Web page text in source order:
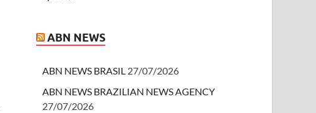
ABN NEWS
ABN NEWS BRASIL 27/07/2026
ABN NEWS BRAZILIAN NEWS AGENCY
27/07/2026